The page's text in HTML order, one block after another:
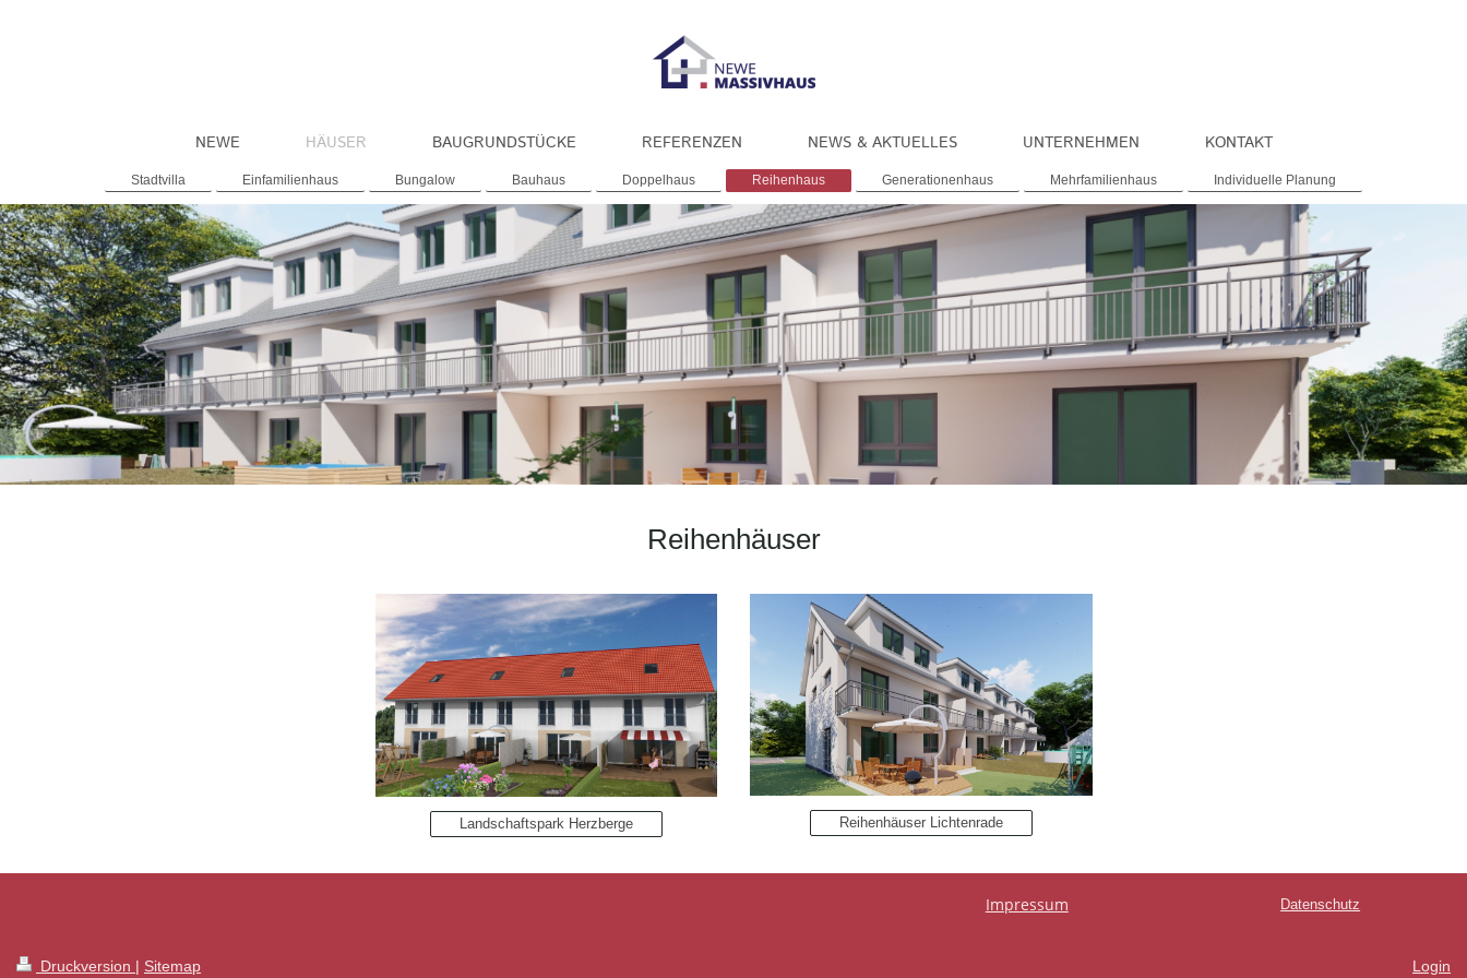
NEWE HÄUSER BAUGRUNDSTÜCKE REFERENZEN NEWS & AKTUELLES UNTERNEHMEN KONTAKT
Stadtvilla Einfamilienhaus Bungalow Bauhaus Doppelhaus Reihenhaus Generationenhaus Mehrfamilienhaus Individuelle Planung
Reihenhäuser
Landschaftspark Herzberge Reihenhäuser Lichtenrade
Impressum Datenschutz
Druckversion | Sitemap Login